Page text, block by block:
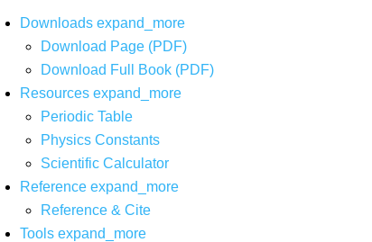
Downloads expand_more
Download Page (PDF)
Download Full Book (PDF)
Resources expand_more
Periodic Table
Physics Constants
Scientific Calculator
Reference expand_more
Reference & Cite
Tools expand_more